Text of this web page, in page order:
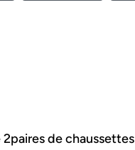
2paires de chaussettes